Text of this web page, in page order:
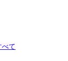
べて